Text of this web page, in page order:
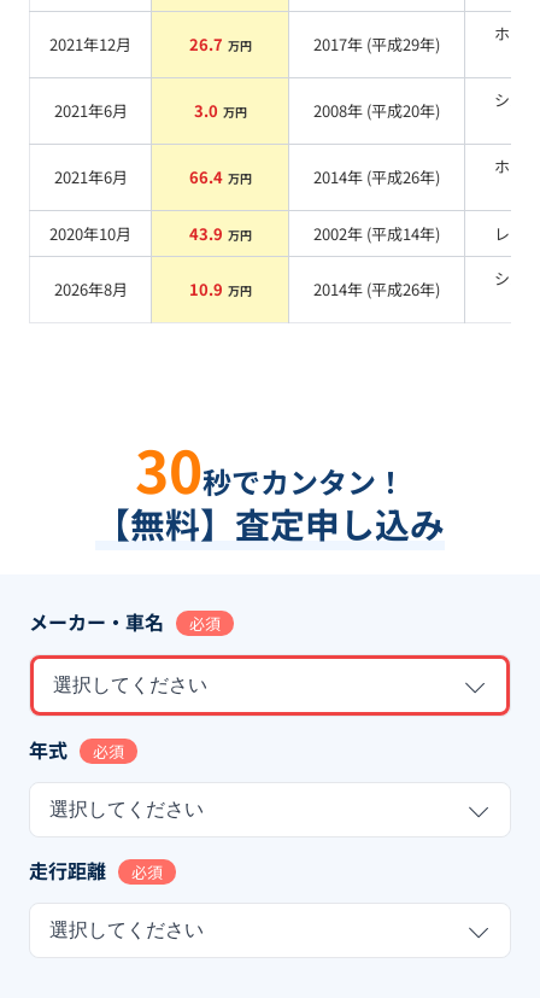
2021年12月 26.7 万円 2017年 (平成29年)
ホワ
2021年6月 3.0 万円 2008年 (平成20年)
シル
2021年6月 66.4 万円 2014年 (平成26年)
ホワ
2020年10月
43.9 万円 2002年 (平成14年) レッド
2026年8月 10.9 万円 2014年 (平成26年)
シル
30秒でカンタン！
【無料】査定申し込み
メーカー・車名 必須
選択してください
年式 必須
選択してください
走行距離 必須
選択してください